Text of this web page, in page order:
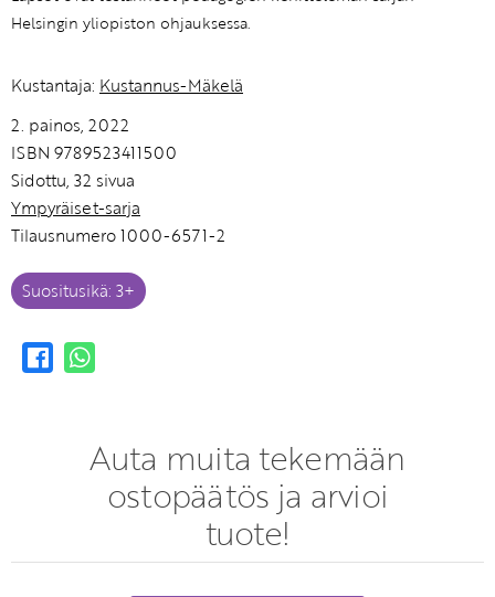
Helsingin yliopiston ohjauksessa.
Kustantaja: Kustannus-Mäkelä
2. painos, 2022
ISBN 9789523411500
Sidottu, 32 sivua
Ympyräiset-sarja
Tilausnumero 1000-6571-2
Suositusikä: 3+
Auta muita tekemään
ostopäätös ja arvioi
tuote!